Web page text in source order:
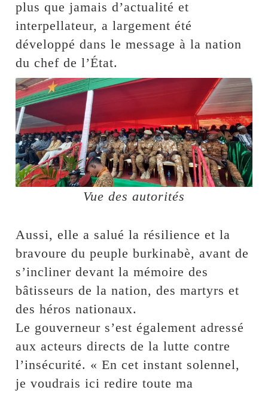
plus que jamais d’actualité et
interpellateur, a largement été
développé dans le message à la nation
du chef de l’État.
Vue des autorités
Aussi, elle a salué la résilience et la
bravoure du peuple burkinabè, avant de
s’incliner devant la mémoire des
bâtisseurs de la nation, des martyrs et
des héros nationaux.
Le gouverneur s’est également adressé
aux acteurs directs de la lutte contre
l’insécurité. « En cet instant solennel,
je voudrais ici redire toute ma